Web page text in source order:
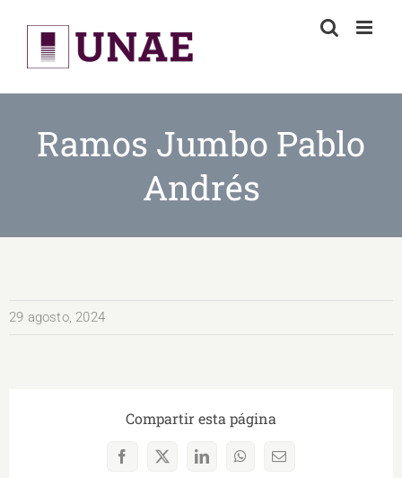
content
Ramos Jumbo Pablo
Andrés
29 agosto, 2024
Compartir esta página
Facebook
X LinkedInWhatsAppCorreo